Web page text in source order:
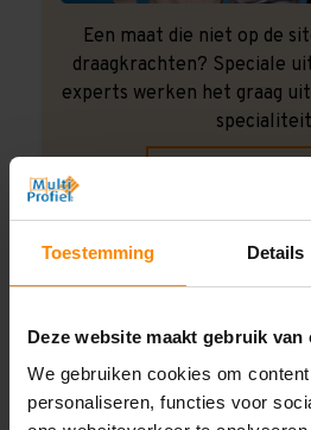
Toestemming Details
Deze website maakt gebruik van
We gebruiken cookies om
personaliseren, functies voor
Een maat die niet op de
draagkrachten? Speciale
experts werken het graag
Montage